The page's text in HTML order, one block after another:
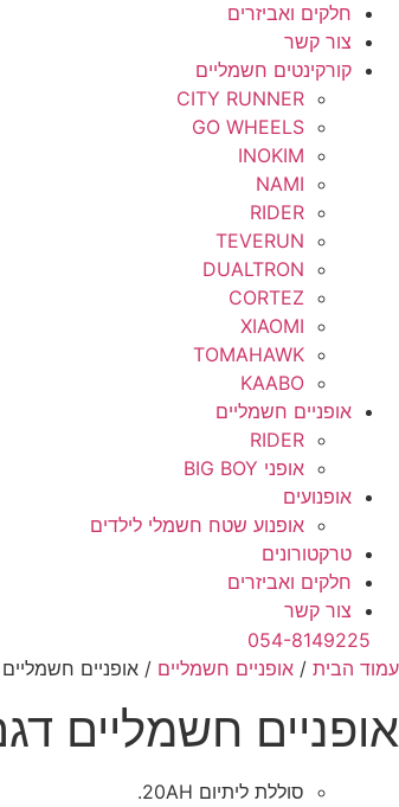
חלקים ואביזרים
צור קשר
קורקינטים חשמליים
CITY RUNNER
GO WHEELS
INOKIM
NAMI
RIDER
TEVERUN
DUALTRON
CORTEZ
XIAOMI
TOMAHAWK
KAABO
אופניים חשמליים
RIDER
אופני BIG BOY
אופנועים
אופנוע שטח חשמלי לילדים
טרקטורונים
חלקים ואביזרים
צור קשר
054-8149225
עמוד הבית / אופניים חשמליים / אופניים
אופניים חשמליים
סוללת ליתיום 20AH.